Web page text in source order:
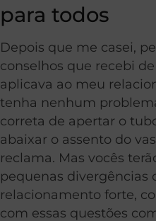
para todos
Depois que me casei,
conselhos que recebi
aplicava ao meu
tenha nenhum
correta de apertar o
abaixar o assento do
reclama. Mas vocês
pequenas divergências
relacionamento forte,
com essas questões